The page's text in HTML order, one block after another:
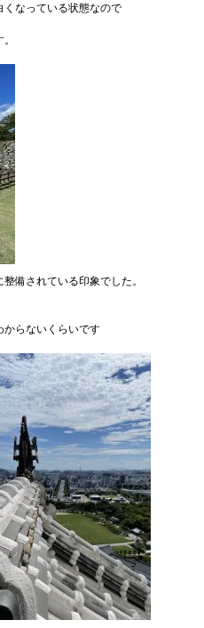
なっている状態なので
備されている印象でした。
からないくらいです